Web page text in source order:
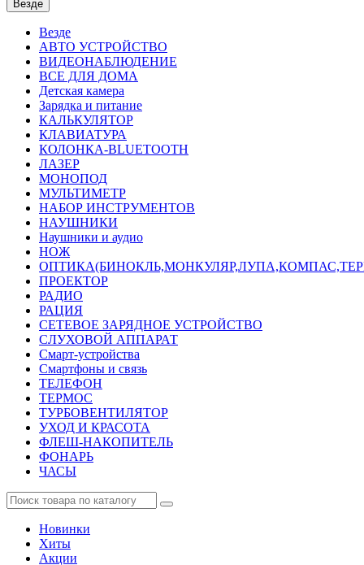
Везде
Везде
АВТО УСТРОЙСТВО
ВИДЕОНАБЛЮДЕНИЕ
ВСЕ ДЛЯ ДОМА
Детская камера
Зарядка и питание
КАЛЬКУЛЯТОР
КЛАВИАТУРА
КОЛОНКА-BLUETOOTH
ЛАЗЕР
МОНОПОД
МУЛЬТИМЕТР
НАБОР ИНСТРУМЕНТОВ
НАУШНИКИ
Наушники и аудио
НОЖ
ПРОЕКТОР
РАДИО
РАЦИЯ
СЕТЕВОЕ ЗАРЯДНОЕ УСТРОЙСТВО
СЛУХОВОЙ АППАРАТ
Смарт-устройства
Смартфоны и связь
ТЕЛЕФОН
ТЕРМОС
ТУРБОВЕНТИЛЯТОР
УХОД И КРАСОТА
ФЛЕШ-НАКОПИТЕЛЬ
ФОНАРЬ
ЧАСЫ
Новинки
Хиты
Акции